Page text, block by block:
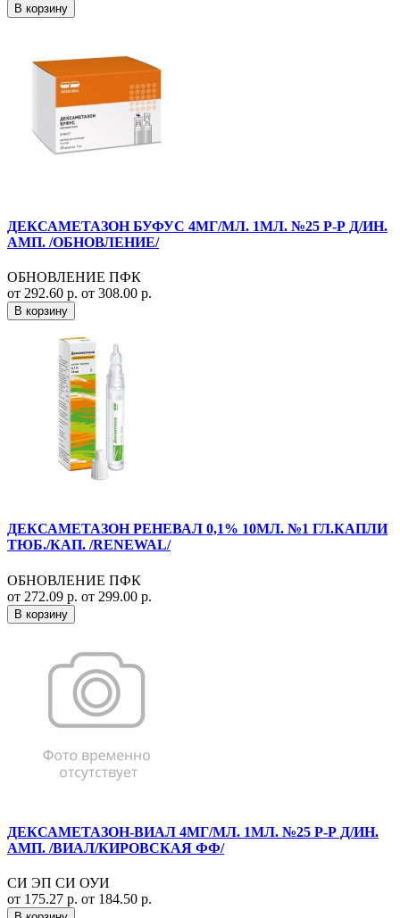
В корзину
ДЕКСАМЕТАЗОН БУФУС 4МГ/МЛ. 1МЛ. №25 Р-Р Д/ИН.
АМП. /ОБНОВЛЕНИЕ/
ОБНОВЛЕНИЕ ПФК
от 292.60 р. от 308.00 р.
В корзину
ДЕКСАМЕТАЗОН РЕНЕВАЛ 0,1% 10МЛ. №1 ГЛ.КАПЛИ
ТЮБ./КАП. /RENEWAL/
ОБНОВЛЕНИЕ ПФК
от 272.09 р. от 299.00 р.
В корзину
ДЕКСАМЕТАЗОН-ВИАЛ 4МГ/МЛ. 1МЛ. №25 Р-Р Д/ИН.
АМП. /ВИАЛ/КИРОВСКАЯ ФФ/
СИ ЭП СИ ОУИ
от 175.27 р. от 184.50 р.